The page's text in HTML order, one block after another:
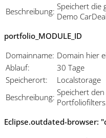
Beschreibung: Speichert die
Demo
portfolio_MODULE_ID
Domainname: Domain hier
Ablauf:
30 Tage
Speicherort:
Localstorage
Beschreibung: Speichert
Portfoliofilters.
Eclipse.outdated-browser: